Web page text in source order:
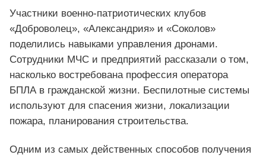
Участники военно-патриотических клубов
«Доброволец», «Александрия» и «Соколов»
поделились навыками управления дронами.
Сотрудники МЧС и предприятий рассказали о том,
насколько востребована профессия оператора
БПЛА в гражданской жизни. Беспилотные системы
используют для спасения жизни, локализации
пожара, планирования строительства.
Одним из самых действенных способов получения